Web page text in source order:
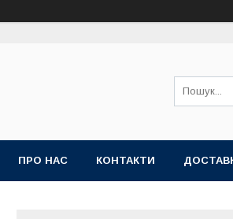
ПРО НАС КОНТАКТИ